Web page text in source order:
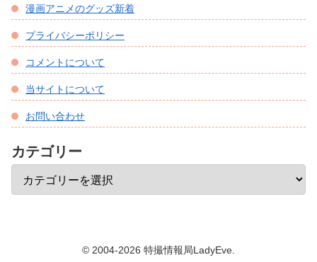
漫画アニメのグッズ新着
プライバシーポリシー
コメントについて
当サイトについて
お問い合わせ
カテゴリー
© 2004-2026 特撮情報局LadyEve.